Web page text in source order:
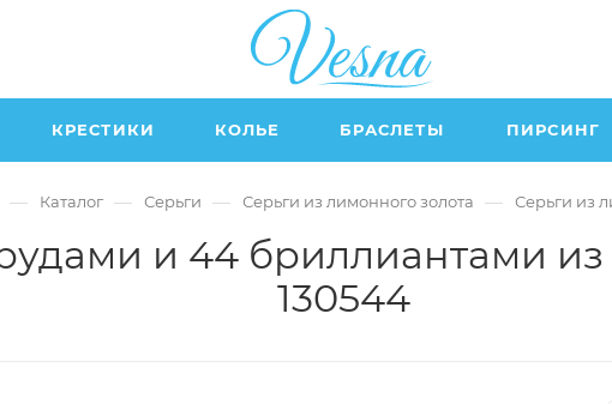
КРЕСТИКИ КОЛЬЕ БРАСЛЕТЫ ПИРСИНГ
— Каталог — Серьги — Серьги из лимонного золота — Серьги из
и 44 бриллиантами из
130544